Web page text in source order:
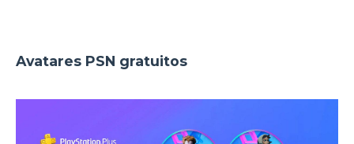
Avatares PSN gratuitos